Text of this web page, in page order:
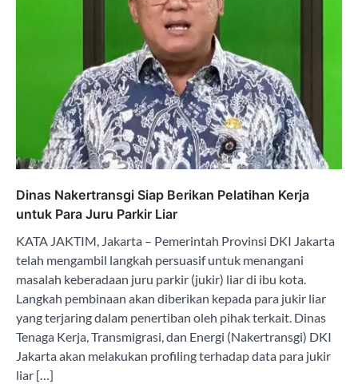
Dinas Nakertransgi Siap Berikan Pelatihan Kerja
untuk Para Juru Parkir Liar
KATA JAKTIM, Jakarta – Pemerintah Provinsi DKI Jakarta
telah mengambil langkah persuasif untuk menangani
masalah keberadaan juru parkir (jukir) liar di ibu kota.
Langkah pembinaan akan diberikan kepada para jukir liar
yang terjaring dalam penertiban oleh pihak terkait. Dinas
Tenaga Kerja, Transmigrasi, dan Energi (Nakertransgi) DKI
Jakarta akan melakukan profiling terhadap data para jukir
liar […]